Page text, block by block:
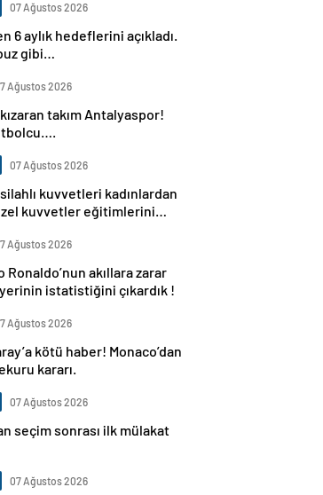
07 Ağustos 2026
6 aylık hedeflerini açıkladı.
gibi…
Ağustos 2026
takım Antalyaspor!
07 Ağustos 2026
kuvvetleri kadınlardan
kuvvetler eğitimlerini
Ağustos 2026
Ronaldo’nun akıllara zarar
istatistiğini çıkardık !
Ağustos 2026
kötü haber! Monaco’dan
kararı.
07 Ağustos 2026
seçim sonrası ilk mülakat
07 Ağustos 2026